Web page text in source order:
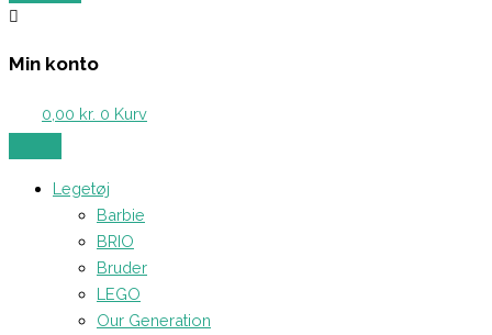
Min konto
0,00 kr. 0 Kurv
Legetøj
Barbie
BRIO
Bruder
LEGO
Our Generation